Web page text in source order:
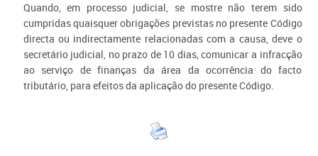
Quando, em processo judicial, se mostre não terem sido
cumpridas quaisquer obrigações previstas no presente Código
directa ou indirectamente relacionadas com a causa, deve o
secretário judicial, no prazo de 10 dias, comunicar a infracção
ao serviço de finanças da área da ocorrência do facto
tributário, para efeitos da aplicação do presente Código.